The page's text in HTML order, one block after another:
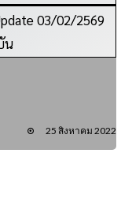
03/02/2569
น
25 สิงหาคม 2022